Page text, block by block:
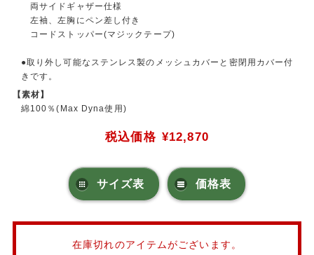
両サイドギャザー仕様
左袖、左胸にペン差し付き
コードストッパー(マジックテープ)
●取り外し可能なステンレス製のメッシュカバーと密閉用カバー付
きです。
【素材】
綿100％(Max Dyna使用)
税込価格 ¥12,870
サイズ表 価格表
在庫切れのアイテムがございます。